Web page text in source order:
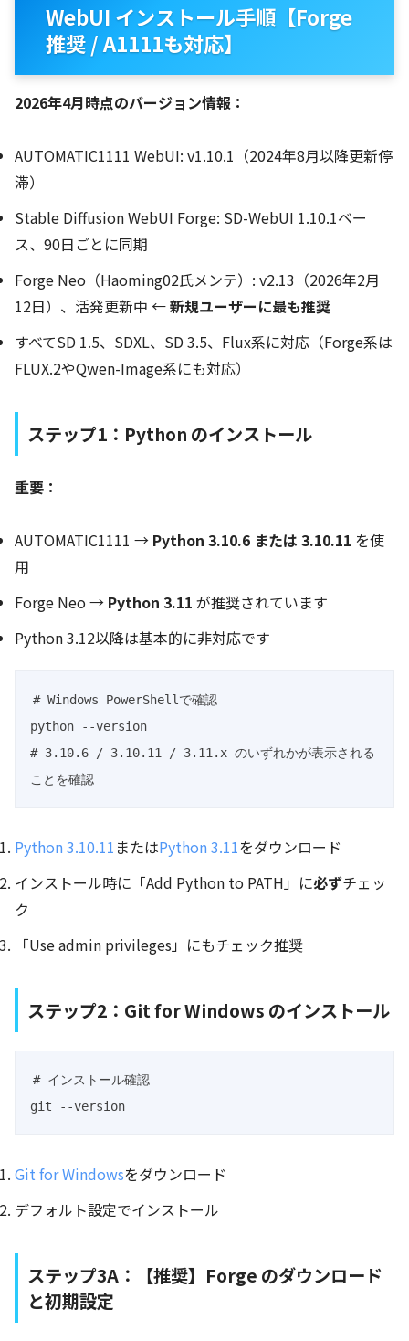
WebUI インストール手順【Forge
推奨 / A1111も対応】
2026年4月時点のバージョン情報：
AUTOMATIC1111 WebUI: v1.10.1（2024年8月以降更新停
滞）
Stable Diffusion WebUI Forge: SD-WebUI 1.10.1ベー
ス、90日ごとに同期
Forge Neo（Haoming02氏メンテ）: v2.13（2026年2月
12日）、活発更新中 ←新規ユーザーに最も推奨
すべてSD 1.5、SDXL、SD 3.5、Flux系に対応（Forge系は
FLUX.2やQwen-Image系にも対応）
ステップ1：Python のインストール
重要：
AUTOMATIC1111 → Python 3.10.6 または 3.10.11 を使
用
Forge Neo → Python 3.11 が推奨されています
Python 3.12以降は基本的に非対応です
# Windows PowerShellで確認
python --version
# 3.10.6 / 3.10.11 / 3.11.x のいずれかが表示される
ことを確認
Python 3.10.11 またはPython 3.11をダウンロード
インストール時に「Add Python to PATH」に必ずチェッ
ク
「Use admin privileges」にもチェック推奨
ステップ2：Git for Windows のインストール
# インストール確認
git --version
Git for Windowsをダウンロード
デフォルト設定でインストール
ステップ3A：【推奨】Forge のダウンロード
と初期設定